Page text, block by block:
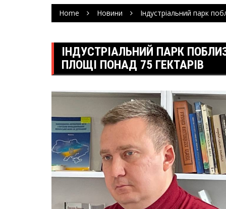
Home Новини Індустріальний парк
ІНДУСТРІАЛЬНИЙ ПАРК
ПЛОЩІ ПОНАД 75 ГЕКТАРІВ